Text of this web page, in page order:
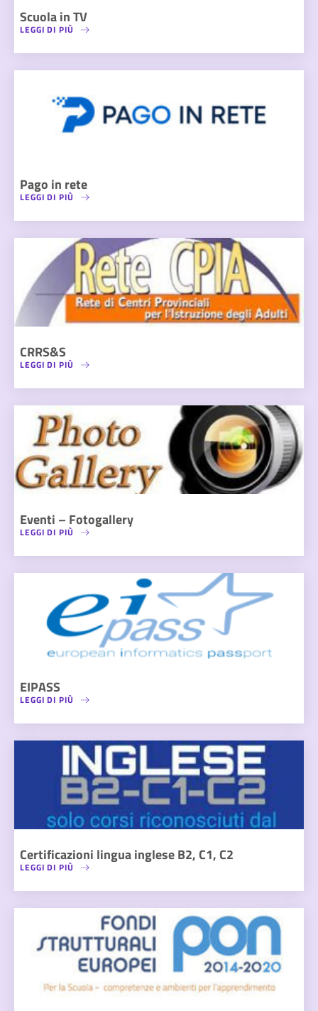
Scuola in TV
LEGGI DI PIÙ
Pago in rete
LEGGI DI PIÙ
CRRS&S
LEGGI DI PIÙ
Eventi – Fotogallery
LEGGI DI PIÙ
EIPASS
LEGGI DI PIÙ
Certificazioni lingua inglese B2, C1, C2
LEGGI DI PIÙ